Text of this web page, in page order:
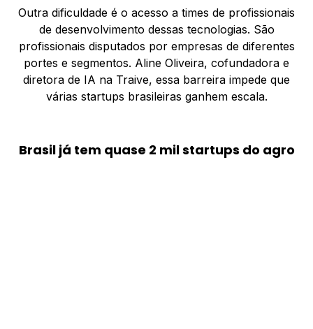
Outra dificuldade é o acesso a times de profissionais
de desenvolvimento dessas tecnologias. São
profissionais disputados por empresas de diferentes
portes e segmentos. Aline Oliveira, cofundadora e
diretora de IA na Traive, essa barreira impede que
várias startups brasileiras ganhem escala.
Brasil já tem quase 2 mil startups do agro